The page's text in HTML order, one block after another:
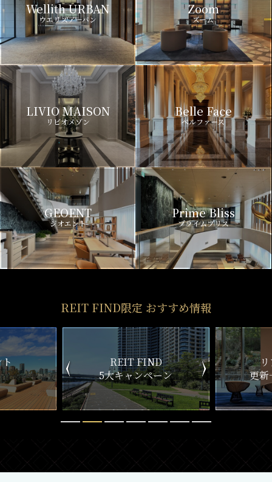
Wellith URBAN
ウエリスアーバン
Zoom
ズーム
LIVIO MAISON
リビオメゾン
Belle Face
ベルファース
GEOENT
ジオエント
Prime Bliss
プライムブリス
REIT FIND限定 おすすめ情報
ン
リアルタイム
更新一覧チェック
新